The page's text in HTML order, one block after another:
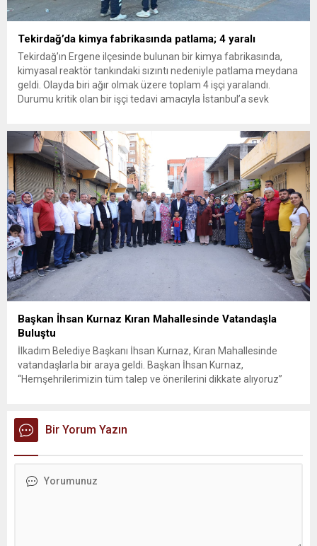
Tekirdağ’da kimya fabrikasında patlama; 4 yaralı
Tekirdağ’ın Ergene ilçesinde bulunan bir kimya fabrikasında,
kimyasal reaktör tankındaki sızıntı nedeniyle patlama meydana
geldi. Olayda biri ağır olmak üzere toplam 4 işçi yaralandı.
Durumu kritik olan bir işçi tedavi amacıyla İstanbul’a sevk
ilçesine...
Başkan İhsan Kurnaz Kıran Mahallesinde Vatandaşla
Buluştu
İlkadım Belediye Başkanı İhsan Kurnaz, Kıran Mahallesinde
vatandaşlarla bir araya geldi. Başkan İhsan Kurnaz,
“Hemşehrilerimizin tüm talep ve önerilerini dikkate alıyoruz”
sohbet eden, onların talep ve önerileri dinleyen Başkan İhsan
Kurnaz, gelen taleplerin çözümü için...
Bir Yorum Yazın